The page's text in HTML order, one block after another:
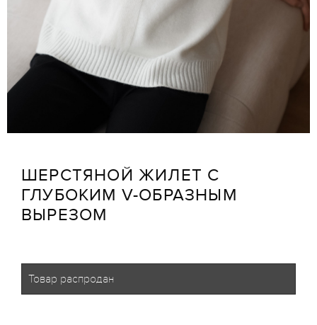
ШЕРСТЯНОЙ ЖИЛЕТ С
ГЛУБОКИМ V-ОБРАЗНЫМ
ВЫРЕЗОМ
Товар распродан